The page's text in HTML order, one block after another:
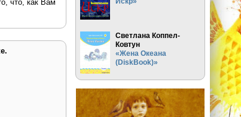
что, как Вам
Светлана Коппел-
Ковтун
«Жена Океана
(DiskBook)»